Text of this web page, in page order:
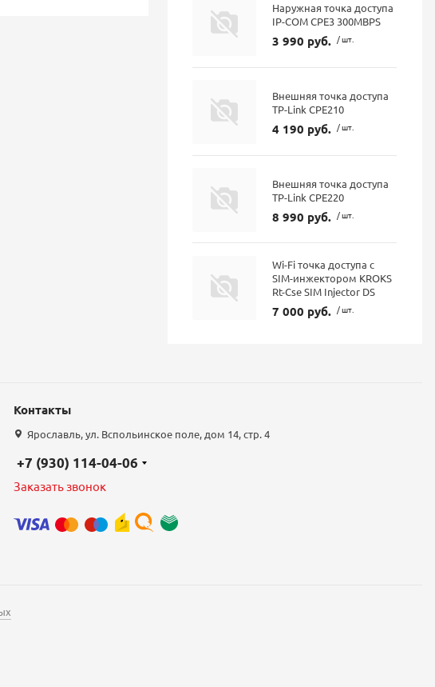
Наружная точка доступа
IP-COM CPE3 300MBPS
3 990 руб. / шт.
Внешняя точка доступа
TP-Link CPE210
4 190 руб. / шт.
Внешняя точка доступа
TP-Link CPE220
8 990 руб. / шт.
Wi-Fi точка доступа с
SIM-инжектором KROKS
Rt-Cse SIM Injector DS
7 000 руб. / шт.
Контакты
Ярославль, ул. Вспольинское поле, дом 14, стр. 4
+7 (930) 114-04-06
Заказать звонок